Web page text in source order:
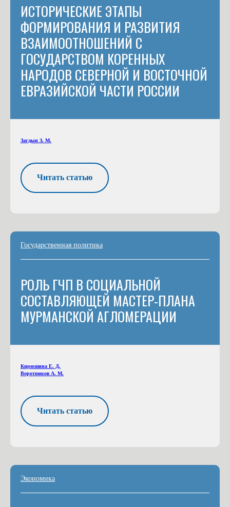
ИСТОРИЧЕСКИЕ ЭТАПЫ
ФОРМИРОВАНИЯ И РАЗВИТИЯ
ВЗАИМООТНОШЕНИЙ С
ГОСУДАРСТВОМ КОРЕННЫХ
НАРОДОВ СЕВЕРНОЙ И ВОСТОЧНОЙ
ЕВРАЗИЙСКОЙ ЧАСТИ РОССИИ
Загдын З. М.
Читать статью
Государственная политика
РОЛЬ ГЧП В СОЦИАЛЬНОЙ
СОСТАВЛЯЮЩЕЙ МАСТЕР-ПЛАНА
МУРМАНСКОЙ АГЛОМЕРАЦИИ
Кирюшина Е. Д.
Воротников А. М.
Читать статью
Экономика